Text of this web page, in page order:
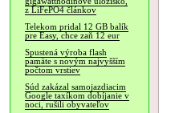
z LiFePO4 článkov
Telekom pridal 12 GB balík
pre Easy, chce zaň 12 eur
Spustená výroba flash
pamäte s novým najvyšším
počtom vrstiev
Súd zakázal samojazdiacim
Google taxíkom dobíjanie v
noci, rušili obyvateľov